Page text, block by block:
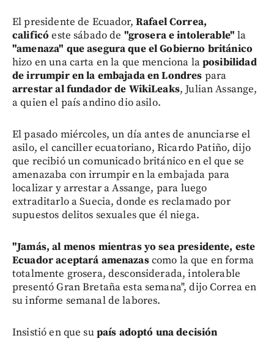
El presidente de Ecuador, Rafael Correa,
calificó este sábado de "grosera e intolerable" la
"amenaza" que asegura que el Gobierno británico
hizo en una carta en la que menciona laposibilidad
de irrumpir en la embajada en Londres para
arrestar al fundador de WikiLeaks, Julian Assange,
a quien el país andino dio asilo.
El pasado miércoles, un día antes de anunciarse el
asilo, el canciller ecuatoriano, Ricardo Patiño, dijo
que recibió un comunicado británico en el que se
amenazaba con irrumpir en la embajada para
localizar y arrestar a Assange, para luego
extraditarlo a Suecia, donde es reclamado por
supuestos delitos sexuales que él niega.
"Jamás, al menos mientras yo sea presidente, este
Ecuador aceptará amenazascomo la que en forma
totalmente grosera, desconsiderada, intolerable
presentó Gran Bretaña esta semana", dijo Correa en
su informe semanal de labores.
Insistió en que supaís adoptó una decisión